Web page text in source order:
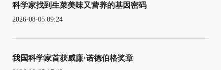
科学家找到生菜美味又营养的基因密码
2026-08-05 09:24
我国科学家首获威廉·诺德伯格奖章